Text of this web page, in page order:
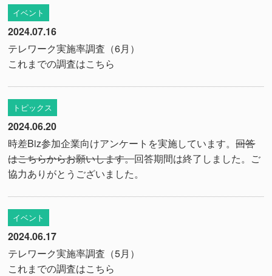
イベント
2024.07.16
テレワーク実施率調査（6月）
これまでの調査はこちら
トピックス
2024.06.20
時差Biz参加企業向けアンケートを実施しています。回答
はこちらからお願いします。回答期間は終了しました。ご
協力ありがとうございました。
イベント
2024.06.17
テレワーク実施率調査（5月）
これまでの調査はこちら